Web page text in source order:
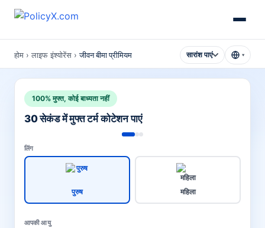
होम › लाइफ इंश्योरेंस ›जीवन बीमा प्रीमियम सारांश पाएं ▾
100% मुफ्त, कोई बाध्यता नहीं
30 सेकंड में मुफ्त टर्म कोटेशन पाएं
लिंग
पुरुष महिला
आपकी आयु